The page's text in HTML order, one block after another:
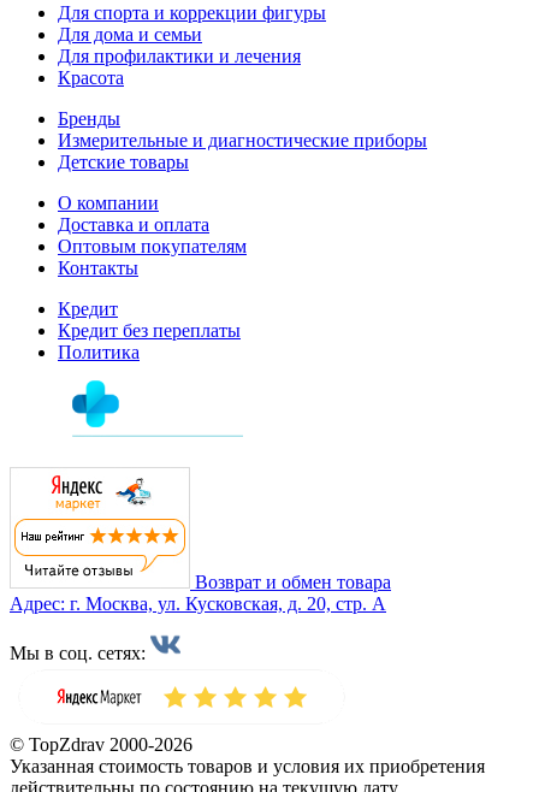
Для спорта и коррекции фигуры
Для дома и семьи
Для профилактики и лечения
Красота
Бренды
Измерительные и диагностические приборы
Детские товары
О компании
Доставка и оплата
Оптовым покупателям
Контакты
Кредит
Кредит без переплаты
Политика
Возврат и обмен товара
Адрес: г. Москва, ул. Кусковская, д. 20, стр. А
Мы в соц. сетях:
© TopZdrav 2000-2026
Указанная стоимость товаров и условия их приобретения
действительны по состоянию на текущую дату.